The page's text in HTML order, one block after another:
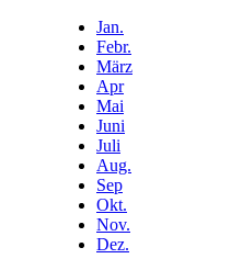
Jan.
Febr.
März
Apr
Mai
Juni
Juli
Aug.
Sep
Okt.
Nov.
Dez.